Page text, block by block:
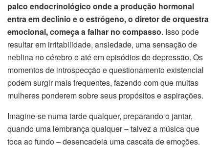
palco endocrinológico onde a produção hormonal
entra em declínio e o estrógeno, o diretor de orquestra
emocional, começa a falhar no compasso. Isso pode
resultar em irritabilidade, ansiedade, uma sensação de
neblina no cérebro e até em episódios de depressão. Os
momentos de introspecção e questionamento existencial
podem surgir mais frequentes, fazendo com que muitas
mulheres ponderem sobre seus propósitos e aspirações.
Imagine-se numa tarde qualquer, preparando o jantar,
quando uma lembrança qualquer – talvez a música que
toca ao fundo – desencadeia uma cascata de emoções.